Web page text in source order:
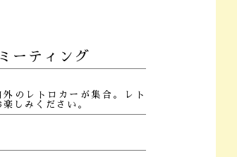
ーティング
のレトロカーが集合。レト
しみください。